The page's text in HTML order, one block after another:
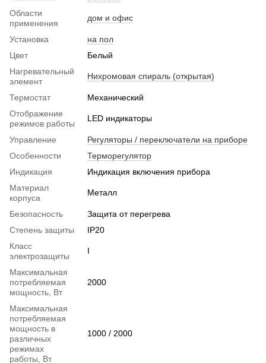
Области
применения
дом и офис
Установка
на пол
Цвет
Белый
Нагревательный
элемент
Нихромовая спираль (открытая)
Термостат
Механический
Отображение
режимов работы
LED индикаторы
Управление
Регуляторы / переключатели на приборе
Особенности
Терморегулятор
Индикация
Индикация включения прибора
Материал
корпуса
Металл
Безопасность
Защита от перегрева
Степень защиты
IP20
Класс
электрозащиты
I
Максимальная
потребляемая
мощность, Вт
2000
Максимальная
потребляемая
мощность в
различных
режимах
работы, Вт
1000 / 2000